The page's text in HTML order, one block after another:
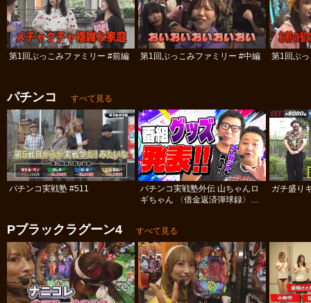
第1回ぶっこみファミリー #前編 第1回ぶっこみファミリー #中編 第1回ぶ
パチンコ すべて見る
パチンコ実戦塾 #511
パチンコ実戦塾外伝 山ちゃんロ
ギちゃん 〈借金返済弾球録〉
ガチ盛り
Pブラックラグーン4 すべて見る